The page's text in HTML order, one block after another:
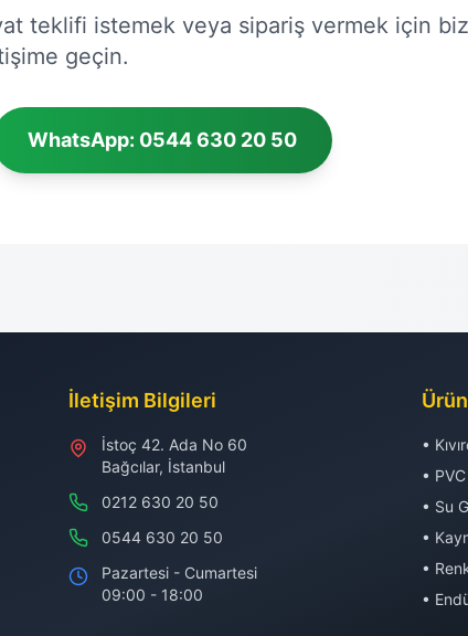
teklifi istemek veya sipariş vermek için
geçin.
WhatsApp: 0544 630 20 50
İletişim Bilgileri
İstoç 42. Ada No 60
Bağcılar, İstanbul
0212 630 20 50
0544 630 20 50
Pazartesi - Cumartesi
09:00 - 18:00
•
•
• Su
•
•
•